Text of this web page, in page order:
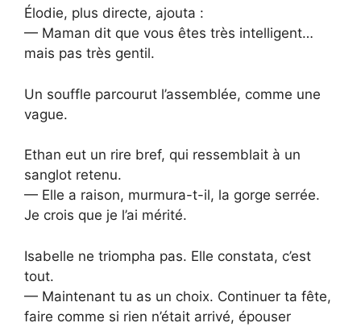
Élodie, plus directe, ajouta :
— Maman dit que vous êtes très intelligent…
mais pas très gentil.
Un souffle parcourut l’assemblée, comme une
vague.
Ethan eut un rire bref, qui ressemblait à un
sanglot retenu.
— Elle a raison, murmura-t-il, la gorge serrée.
Je crois que je l’ai mérité.
Isabelle ne triompha pas. Elle constata, c’est
tout.
— Maintenant tu as un choix. Continuer ta fête,
faire comme si rien n’était arrivé, épouser